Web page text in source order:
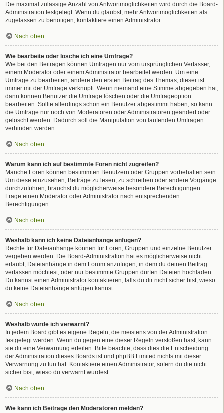
Die maximal zulässige Anzahl von Antwortmöglichkeiten wird durch die Board-
Administration festgelegt. Wenn du glaubst, mehr Antwortmöglichkeiten als
zugelassen zu benötigen, kontaktiere einen Administrator.
Nach oben
Wie bearbeite oder lösche ich eine Umfrage?
Wie bei den Beiträgen können Umfragen nur vom ursprünglichen Verfasser,
einem Moderator oder einem Administrator bearbeitet werden. Um eine
Umfrage zu bearbeiten, ändere den ersten Beitrag des Themas; dieser ist
immer mit der Umfrage verknüpft. Wenn niemand eine Stimme abgegeben hat,
dann können Benutzer die Umfrage löschen oder die Umfrageoption
bearbeiten. Sollte allerdings schon ein Benutzer abgestimmt haben, so kann
die Umfrage nur noch von Moderatoren oder Administratoren geändert oder
gelöscht werden. Dadurch soll die Manipulation von laufenden Umfragen
verhindert werden.
Nach oben
Warum kann ich auf bestimmte Foren nicht zugreifen?
Manche Foren können bestimmten Benutzern oder Gruppen vorbehalten sein.
Um diese einzusehen, Beiträge zu lesen, zu schreiben oder andere Vorgänge
durchzuführen, brauchst du möglicherweise besondere Berechtigungen.
Frage einen Moderator oder Administrator nach entsprechenden
Berechtigungen.
Nach oben
Weshalb kann ich keine Dateianhänge anfügen?
Rechte für Dateianhänge können für Foren, Gruppen und einzelne Benutzer
vergeben werden. Die Board-Administration hat es möglicherweise nicht
erlaubt, Dateianhänge in dem Forum anzufügen, in dem du deinen Beitrag
verfassen möchtest, oder nur bestimmte Gruppen dürfen Dateien hochladen.
Du kannst einen Administrator kontaktieren, falls du dir nicht sicher bist, wieso
du keine Dateianhänge anfügen kannst.
Nach oben
Weshalb wurde ich verwarnt?
In jedem Board gibt es eigene Regeln, die meistens von der Administration
festgelegt werden. Wenn du gegen eine dieser Regeln verstoßen hast, kann
sie dir eine Verwarnung erteilen. Bitte beachte, dass dies die Entscheidung
der Administration dieses Boards ist und phpBB Limited nichts mit dieser
Verwarnung zu tun hat. Kontaktiere einen Administrator, sofern du die nicht
sicher bist, wieso du verwarnt wurdest.
Nach oben
Wie kann ich Beiträge den Moderatoren melden?